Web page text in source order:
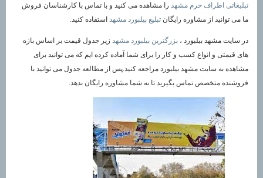
تبلیغاتی اطراف حرم مشهد را مشاهده می کنید و با تماس با کارشناسان فروش
ما می توانید از مشاوره رایگان تبلیغ بیلبورد مشهد استفاده کنید.
در سایت مشهد بیلبورد ، بزرگترین بیلبورد مشهد زیر جدول قیمت بر اساس بازه
های قیمتی و انواع کسب و کار را برای شما آماده کرده ایم که می توانید برای
مشاهده به سایت مشهد بیلبورد مراجعه کنید.پس از مطالعه جدول می توانید با
فروشنده متخصص تماس بگیرید تا به شما مشاوره رایگان بدهد.